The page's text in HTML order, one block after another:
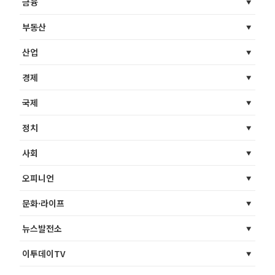
부동산
산업
경제
국제
정치
사회
오피니언
문화·라이프
뉴스발전소
이투데이TV